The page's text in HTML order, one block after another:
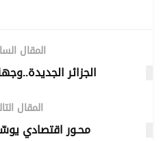
المقال
الجزائر
المقال
محـور اقتصادي